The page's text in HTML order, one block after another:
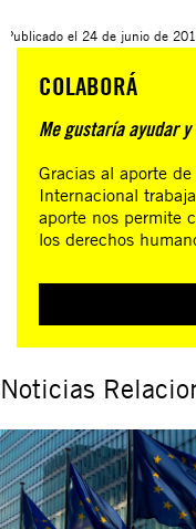
Publicado el 24 de junio de
COLABORÁ
Me gustaría ayudar
Gracias al aporte
Internacional
aporte nos permite
los derechos
Noticias